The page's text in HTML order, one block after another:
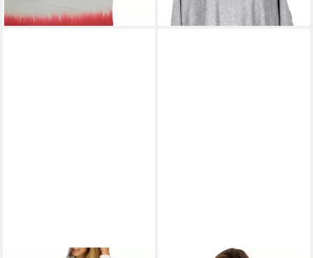
-45%